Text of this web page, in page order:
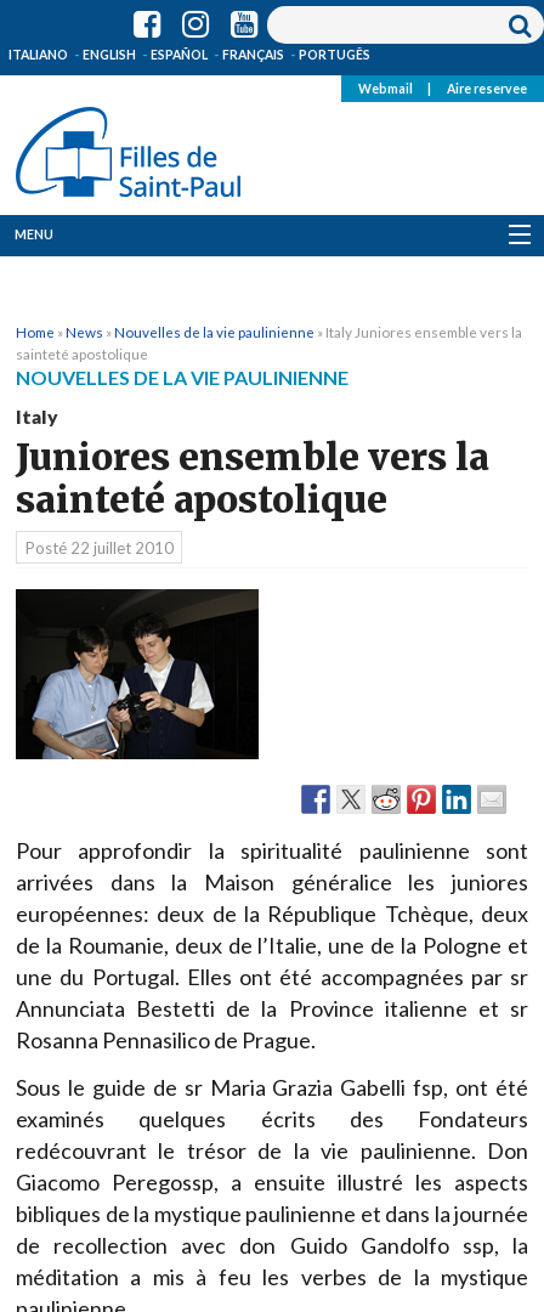
ITALIANO ENGLISH ESPAÑOL FRANÇAIS PORTUGÊS
Webmail Aire reservee
MENU
Où sommes-nous
Ressources
Media
Home »News »Nouvelles de la vie paulinienne » Italy Juniores ensemble vers la
sainteté apostolique
NOUVELLES DE LA VIE PAULINIENNE
Italy
Juniores ensemble vers la
sainteté apostolique
Posté 22 juillet 2010
Pour approfondir la spiritualité paulinienne sont
arrivées dans la Maison généralice les juniores
européennes: deux de la République Tchèque, deux
de la Roumanie, deux de l’Italie, une de la Pologne et
une du Portugal. Elles ont été accompagnées par sr
Annunciata Bestetti de la Province italienne et sr
Rosanna Pennasilico de Prague.
Sous le guide de sr Maria Grazia Gabelli fsp, ont été
examinés quelques écrits des Fondateurs
redécouvrant le trésor de la vie paulinienne. Don
Giacomo Peregossp, a ensuite illustré les aspects
bibliques de la mystique paulinienne et dans la journée
de recollection avec don Guido Gandolfo ssp, la
méditation a mis à feu les verbes de la mystique